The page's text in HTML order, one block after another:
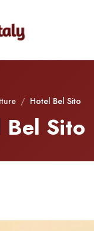
/ Hotel Bel Sito
Bel Sito